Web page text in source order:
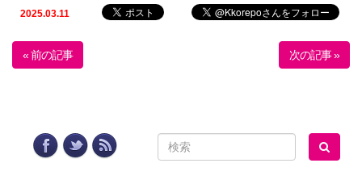
2025.03.11
« 前の記事 次の記事 »